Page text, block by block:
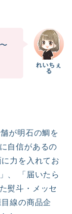
が明石の鯛を
自信があるの
力を入れてお
、 「届いたら
熨斗・メッセ
線の商品企